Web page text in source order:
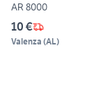
AR 8000
10 €
Valenza (AL)